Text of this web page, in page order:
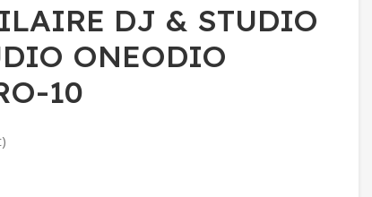
DJ & STUDIO
ONEODIO
10